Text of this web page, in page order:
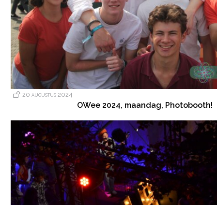
20 augustus 2024
OWee 2024, maandag, Photobooth!